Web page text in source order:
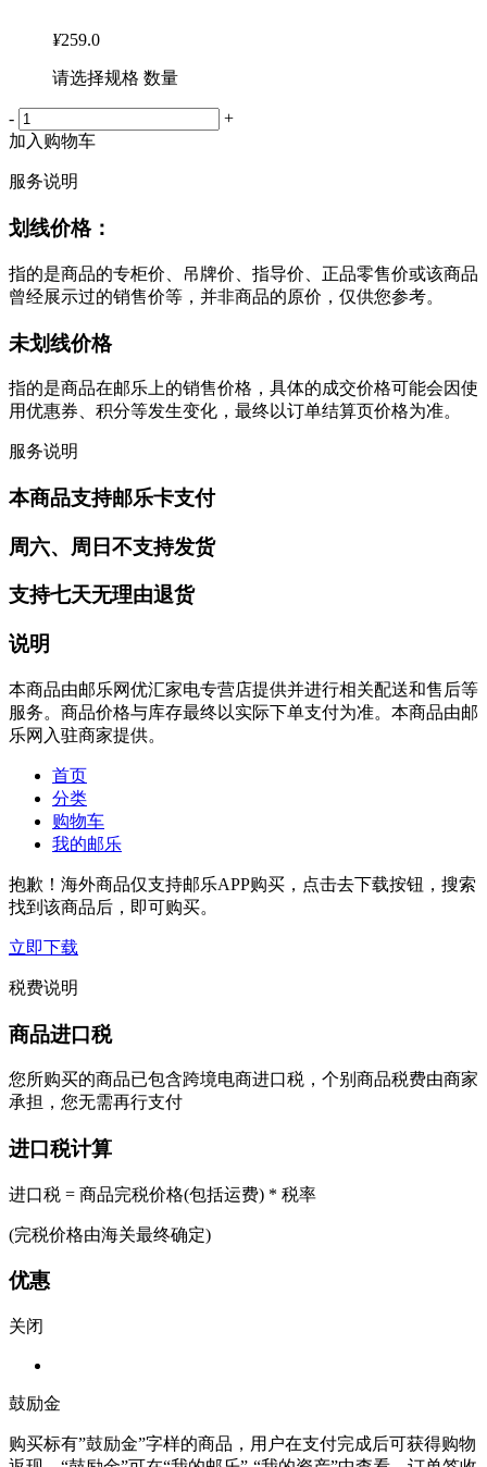
¥259.0
请选择规格 数量
-
+
加入购物车
服务说明
划线价格：
指的是商品的专柜价、吊牌价、指导价、正品零售价或该商品
曾经展示过的销售价等，并非商品的原价，仅供您参考。
未划线价格
指的是商品在邮乐上的销售价格，具体的成交价格可能会因使
用优惠券、积分等发生变化，最终以订单结算页价格为准。
服务说明
本商品支持邮乐卡支付
周六、周日不支持发货
支持七天无理由退货
说明
本商品由邮乐网优汇家电专营店提供并进行相关配送和售后等
服务。商品价格与库存最终以实际下单支付为准。本商品由邮
乐网入驻商家提供。
首页
分类
购物车
我的邮乐
抱歉！海外商品仅支持邮乐APP购买，点击去下载按钮，搜索
找到该商品后，即可购买。
立即下载
税费说明
商品进口税
您所购买的商品已包含跨境电商进口税，个别商品税费由商家
承担，您无需再行支付
进口税计算
进口税 = 商品完税价格(包括运费) * 税率
(完税价格由海关最终确定)
优惠
关闭
鼓励金
购买标有”鼓励金”字样的商品，用户在支付完成后可获得购物